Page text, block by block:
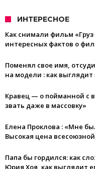
ИНТЕРЕСНОЕ
Как снимали фильм «Груз
интересных фактов о
Поменял свое имя,
на модели : как
Кравец — о пойманной с
звать даже в массовку»
Елена Проклова : «Мне
Высокая цена
Папа бы гордился: как